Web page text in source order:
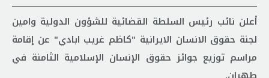
أعلن نائب رئيس السلطة القضائية للشؤون الدولية وامين
لجنة حقوق الانسان الايرانية "كاظم غريب ابادي" عن إقامة
مراسم توزيع جوائز حقوق الإنسان الإسلامية الثامنة في